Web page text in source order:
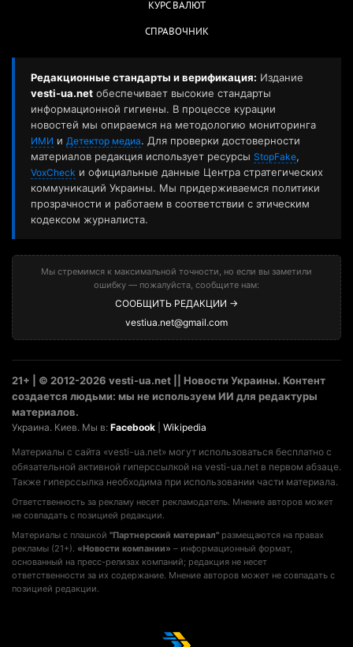
КУРС ВАЛЮТ
СПРАВОЧНИК
Редакционные стандарты и верификация: Издание
vesti-ua.net обеспечивает высокие стандарты
информационной гигиены. В процессе курации
новостей мы опираемся на методологию мониторинга
ИМИ и Детектор медиа. Для проверки достоверности
материалов редакция использует ресурсы StopFake,
VoxCheck и официальные данные Центра стратегических
коммуникаций Украины. Мы придерживаемся политики
прозрачности и работаем в соответствии с этическим
кодексом журналиста.
Мы стремимся к максимальной точности, но если вы заметили
ошибку — пожалуйста, сообщите нам:
СООБЩИТЬ РЕДАКЦИИ →
vestiua.net@gmail.com
21+ | © 2012-2026 vesti-ua.net || Новости Украины. Контент
создается людьми: мы не используем ИИ для редактуры
материалов.
Украина. Киев. Мы в: Facebook Wikipedia
Материалы с сайта «vesti-ua.net» могут использоваться бесплатно с
обязательной активной гиперссылкой на vesti-ua.net в первом абзаце.
Также гиперссылка необходима при использовании части материала.
Ответственность за рекламу несет рекламодатель. Мнение авторов может
не совпадать с позицией редакции.
Материалы с плашкой "Партнерский материал" размещаются на правах
рекламы (21+). «Новости компании» – информационный формат,
основанный на пресс-релизах компаний; редакция не несет
ответственности за их содержание. Мнение авторов может не совпадать с
позицией редакции.